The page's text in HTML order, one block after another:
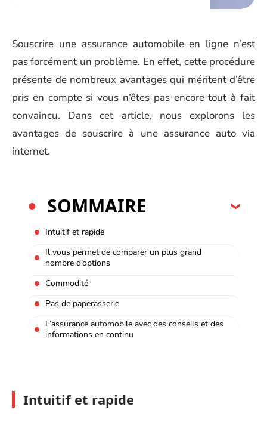
Souscrire une assurance automobile en ligne n’est
pas forcément un problème. En effet, cette procédure
présente de nombreux avantages qui méritent d’être
pris en compte si vous n’êtes pas encore tout à fait
convaincu. Dans cet article, nous explorons les
avantages de souscrire à une assurance auto via
internet.
SOMMAIRE
Intuitif et rapide
Il vous permet de comparer un plus grand
nombre d’options
Commodité
Pas de paperasserie
L’assurance automobile avec des conseils et des
informations en continu
Intuitif et rapide